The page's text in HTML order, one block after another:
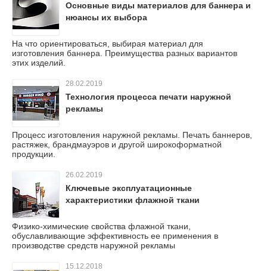
Основные виды материалов для баннера и
нюансы их выбора
На что ориентироваться, выбирая материал для
изготовления баннера. Преимущества разных вариантов
этих изделий.
28.02.2019
Технология процесса печати наружной
рекламы
Процесс изготовления наружной рекламы. Печать баннеров,
растяжек, брандмауэров и другой широкоформатной
продукции.
26.02.2019
Ключевые эксплуатационные
характеристики флажной ткани
Физико-химические свойства флажной ткани,
обуславливающие эффективность ее применения в
производстве средств наружной рекламы
15.12.2018